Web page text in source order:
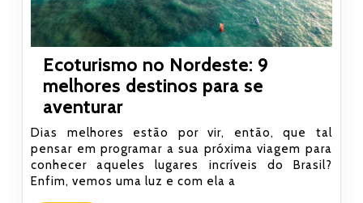
Ecoturismo no Nordeste: 9
melhores destinos para se
aventurarEcoturismo
no
Nordeste:
9
melhores
Dias melhores estão por vir, então, que tal
pensar em programar a sua próxima viagem para
conhecer aqueles lugares incríveis do Brasil?
Enfim, vemos uma luz e com ela a